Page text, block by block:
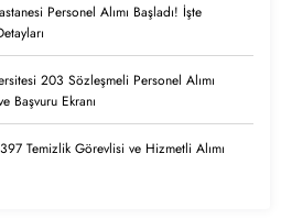
Personel Alımı Başladı! İşte
203 Sözleşmeli Personel Alımı
Başvuru Ekranı
Temizlik Görevlisi ve Hizmetli Alımı